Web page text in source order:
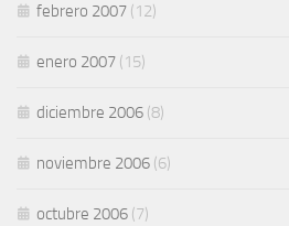
febrero 2007 (12)
enero 2007 (15)
diciembre 2006 (8)
noviembre 2006 (6)
octubre 2006 (7)